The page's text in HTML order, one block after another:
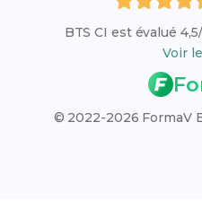
Les BTS en Commerce et
Liste des établissements
Résultats des examens 2026
Calendrier des examens 2026
Rattrapage 2026
obtenir ton BTS.
BTS CI est évalué
Voir
© 2022-2026 FormaV